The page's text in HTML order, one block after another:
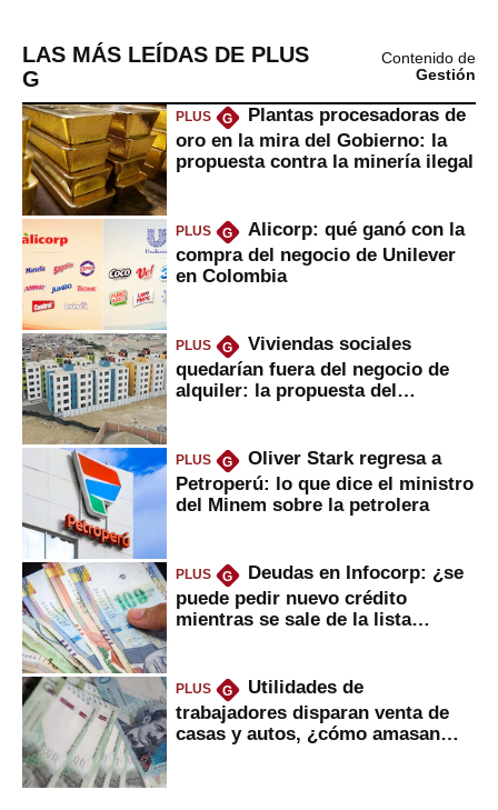
LAS MÁS LEÍDAS DE PLUS
G
Contenido de
Gestión
PLUS G
Plantas procesadoras de
oro en la mira del Gobierno: la
propuesta contra la minería ilegal
PLUS G
Alicorp: qué ganó con la
compra del negocio de Unilever
en Colombia
PLUS G
Viviendas sociales
quedarían fuera del negocio de
alquiler: la propuesta del
PLUS G
Oliver Stark regresa a
Petroperú: lo que dice el ministro
del Minem sobre la petrolera
PLUS G
Deudas en Infocorp: ¿se
puede pedir nuevo crédito
mientras se sale de la lista
PLUS G
Utilidades de
trabajadores disparan venta de
casas y autos, ¿cómo amasan